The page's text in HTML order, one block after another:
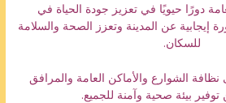
دورًا حيويًا في تعزيز جودة الحياة في
إيجابية عن المدينة وتعزز الصحة والسلامة
للسكان.
الشوارع والأماكن العامة والمرافق
توفير بيئة صحية وآمنة للجميع.